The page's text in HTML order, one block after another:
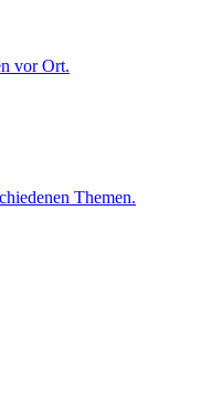
vor Ort.
Themen.